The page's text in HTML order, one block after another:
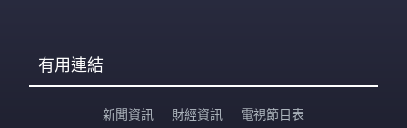
有用連結
新聞資訊 財經資訊 電視節目表